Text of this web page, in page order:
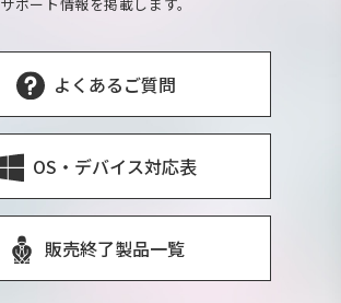
よくあるご質問
OS・デバイス対応表
販売終了製品一覧